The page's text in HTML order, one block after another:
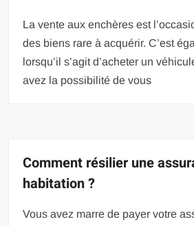
La vente aux enchères est
des biens rare à acquérir. C’est
lorsqu’il s’agit d’acheter un
avez la possibilité de vous
Comment résilier une
habitation ?
Vous avez marre de payer votre